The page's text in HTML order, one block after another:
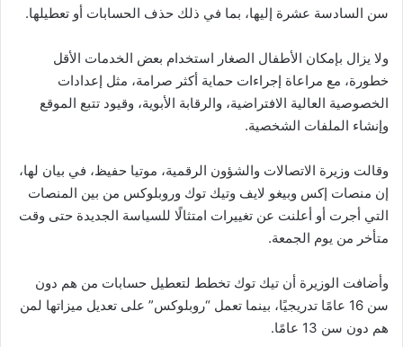
سن السادسة عشرة إليها، بما في ذلك حذف الحسابات أو تعطيلها.
ولا يزال بإمكان الأطفال الصغار استخدام بعض الخدمات الأقل
خطورة، مع مراعاة إجراءات حماية أكثر صرامة، مثل إعدادات
الخصوصية العالية الافتراضية، والرقابة الأبوية، وقيود تتبع الموقع
وإنشاء الملفات الشخصية.
وقالت وزيرة الاتصالات والشؤون الرقمية، موتيا حفيظ، في بيان لها،
إن منصات إكس وبيغو لايف وتيك توك وروبلوكس من بين المنصات
التي أجرت أو أعلنت عن تغييرات امتثالًا للسياسة الجديدة حتى وقت
متأخر من يوم الجمعة.
وأضافت الوزيرة أن تيك توك تخطط لتعطيل حسابات من هم دون
سن 16 عامًا تدريجيًا، بينما تعمل “روبلوكس” على تعديل ميزاتها لمن
هم دون سن 13 عامًا.